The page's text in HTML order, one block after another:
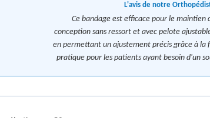
L'avis de notre
Ce bandage est efficace pour le maintien
conception sans ressort et avec pelote
en permettant un ajustement précis grâce à la
pratique pour les patients ayant besoin d'un